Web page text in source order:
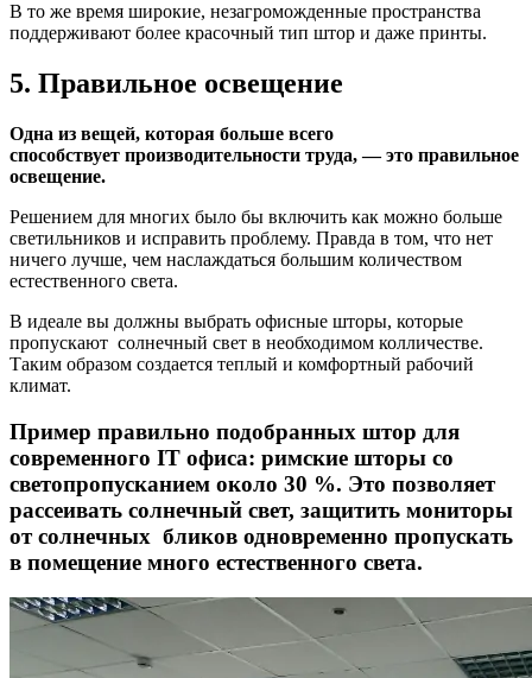
В то же время широкие, незагроможденные пространства
поддерживают более красочный тип штор и даже принты.
5. Правильное освещение
Одна из вещей, которая больше всего
способствует производительности труда, — это правильное
освещение.
Решением для многих было бы включить как можно больше
светильников и исправить проблему. Правда в том, что нет
ничего лучше, чем наслаждаться большим количеством
естественного света.
В идеале вы должны выбрать офисные шторы, которые
пропускают солнечный свет в необходимом колличестве.
Таким образом создается теплый и комфортный рабочий
климат.
Пример правильно подобранных штор для
современного IT офиса: римские шторы со
светопропусканием около 30 %. Это позволяет
рассеивать солнечный свет, защитить мониторы
от солнечных бликов одновременно пропускать
в помещение много естественного света.